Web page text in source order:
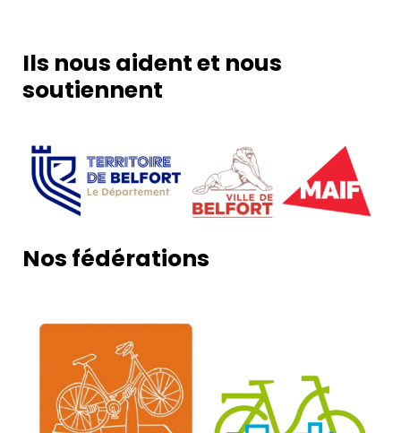
Ils nous aident et nous
soutiennent
Nos fédérations